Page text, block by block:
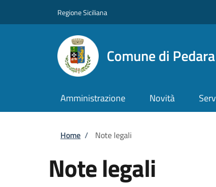
Regione Siciliana
Comune di Pedara
Amministrazione Novità
Briciole di pane
Home / Note legali
Note legali